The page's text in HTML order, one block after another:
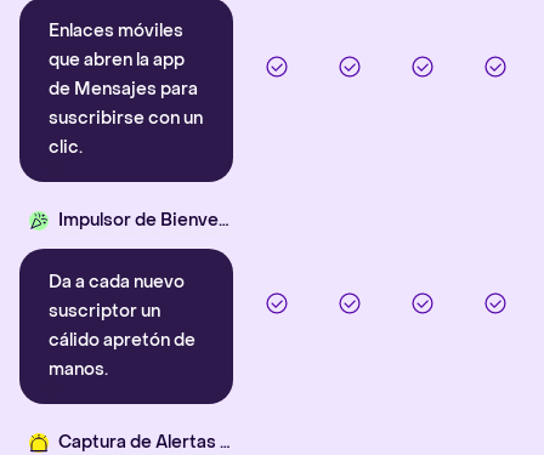
Enlaces móviles
que abren la app
de Mensajes para
suscribirse con un
clic.
Impulsor de Bienvenida
Da a cada nuevo
suscriptor un
cálido apretón de
manos.
Captura de Alertas Inteligentes